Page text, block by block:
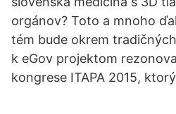
orgánov? Toto a mnoho
tém bude okrem
k eGov projektom
kongrese ITAPA 2015,